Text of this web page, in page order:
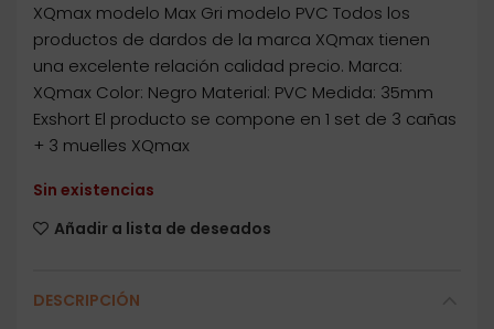
XQmax modelo Max Gri modelo PVC Todos los
productos de dardos de la marca XQmax tienen
una excelente relación calidad precio. Marca:
XQmax Color: Negro Material: PVC Medida: 35mm
Exshort El producto se compone en 1 set de 3 cañas
+ 3 muelles XQmax
Sin existencias
Añadir a lista de deseados
DESCRIPCIÓN